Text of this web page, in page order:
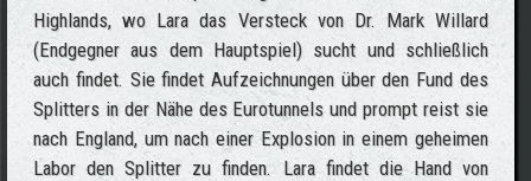
Highlands, wo Lara das Versteck von Dr. Mark Willard
(Endgegner aus dem Hauptspiel) sucht und schließlich
auch findet. Sie findet Aufzeichnungen über den Fund des
Splitters in der Nähe des Eurotunnels und prompt reist sie
nach England, um nach einer Explosion in einem geheimen
Labor den Splitter zu finden. Lara findet die Hand von